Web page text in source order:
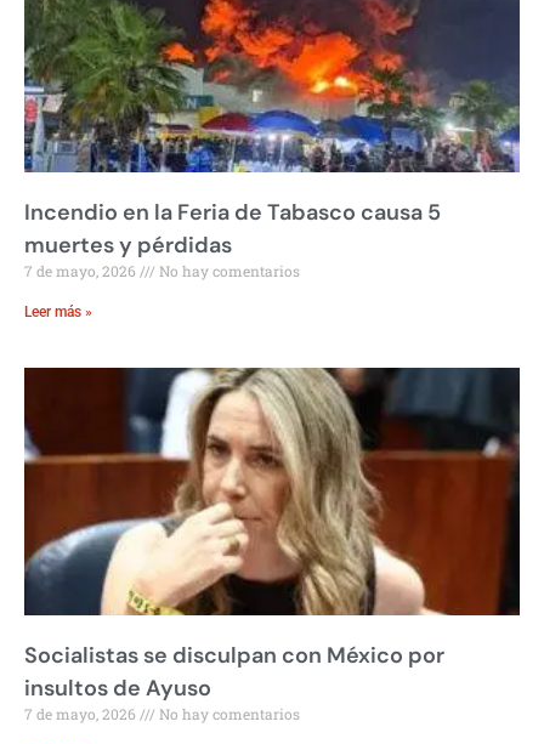
Incendio en la Feria de Tabasco causa 5
muertes y pérdidas
7 de mayo, 2026 No hay comentarios
Leer más »
Socialistas se disculpan con México por
insultos de Ayuso
7 de mayo, 2026 No hay comentarios